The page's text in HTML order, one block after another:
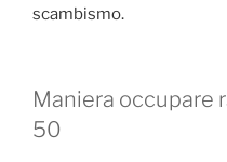
scambismo.
Maniera occupare
50